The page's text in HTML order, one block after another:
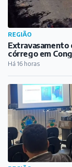
REGIÃO
Extravasamento
córrego em
Há 16 horas